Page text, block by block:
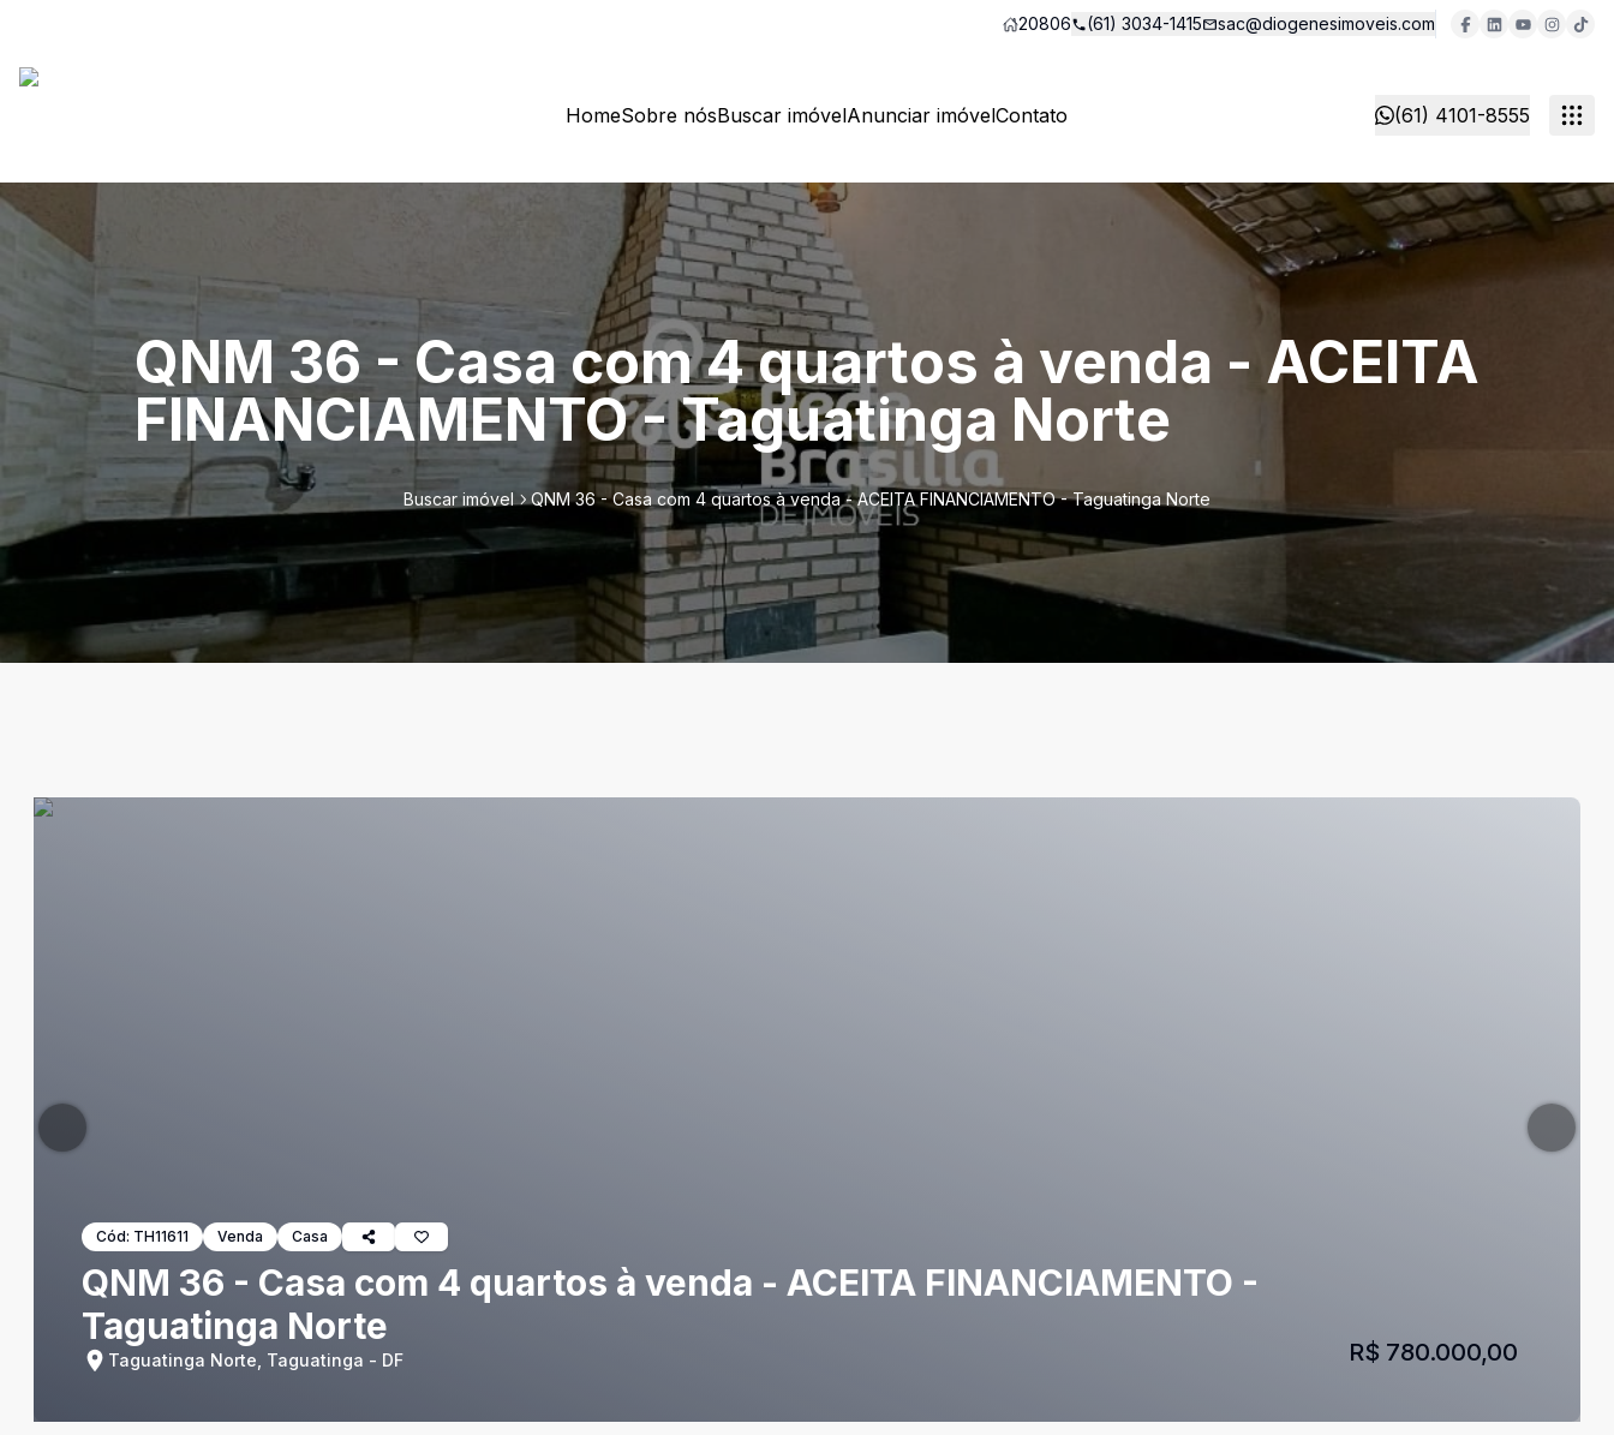
20806 (61) 3034-1415 sac@diogenesimoveis.com
HomeSobre nósBuscar imóvelAnunciar imóvelContato (61) 4101-8555
QNM 36 - Casa com 4 quartos à venda - ACEITA
FINANCIAMENTO - Taguatinga Norte
Buscar imóvel QNM 36 - Casa com 4 quartos à venda - ACEITA FINANCIAMENTO - Taguatinga Norte
Cód: TH11611 Venda Casa
QNM 36 - Casa com 4 quartos à venda - ACEITA FINANCIAMENTO -
Taguatinga Norte
Taguatinga Norte, Taguatinga - DF R$ 780.000,00